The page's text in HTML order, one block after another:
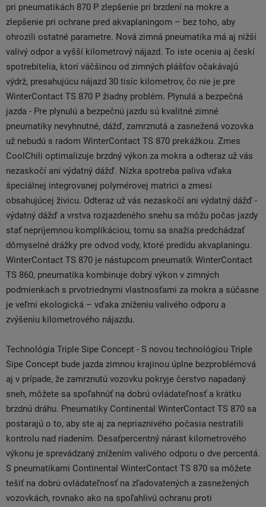
pri pneumatikách 870 P zlepšenie pri brzdení na mokre a
zlepšenie pri ochrane pred akvaplaningom – bez toho, aby
ohrozili ostatné parametre. Nová zimná pneumatika má aj nižší
valivý odpor a vyšší kilometrový nájazd. To iste ocenia aj českí
spotrebitelia, ktorí väčšinou od zimných plášťov očakávajú
výdrž, presahujúcu nájazd 30 tisíc kilometrov, čo nie je pre
WinterContact TS 870 P žiadny problém. Plynulá a bezpečná
jazda - Pre plynulú a bezpečnú jazdu sú kvalitné zimné
pneumatiky nevyhnutné, dážď, zamrznutá a zasnežená vozovka
už nebudú s radom WinterContact TS 870 prekážkou. Zmes
CoolChili optimalizuje brzdný výkon za mokra a odteraz už vás
nezaskočí ani výdatný dážď. Nízka spotreba paliva vďaka
špeciálnej integrovanej polymérovej matrici a zmesi
obsahujúcej živicu. Odteraz už vás nezaskočí ani výdatný dážď -
výdatný dážď a vrstva rozjazdeného snehu sa môžu počas jazdy
stať nepríjemnou komplikáciou, tomu sa snažia predchádzať
dômyselné drážky pre odvod vody, ktoré predídu akvaplaningu.
WinterContact TS 870 je nástupcom pneumatík WinterContact
TS 860, pneumatika kombinuje dobrý výkon v zimných
podmienkach s prvotriednymi vlastnosťami za mokra a súčasne
je veľmi ekologická – vďaka zníženiu valivého odporu a
zvýšeniu kilometrového nájazdu.
Technológia Triple Sipe Concept - S novou technológiou Triple
Sipe Concept bude jazda zimnou krajinou úplne bezproblémová
aj v prípade, že zamrznutú vozovku pokryje čerstvo napadaný
sneh, môžete sa spoľahnúť na dobrú ovládateľnosť a krátku
brzdnú dráhu. Pneumatiky Continental WinterContact TS 870 sa
postarajú o to, aby ste aj za nepriaznivého počasia nestratili
kontrolu nad riadením. Desaťpercentný nárast kilometrového
výkonu je sprevádzaný znížením valivého odporu o dve percentá.
S pneumatikami Continental WinterContact TS 870 sa môžete
tešiť na dobrú ovládateľnosť na zľadovatených a zasnežených
vozovkách, rovnako ako na spoľahlivú ochranu proti